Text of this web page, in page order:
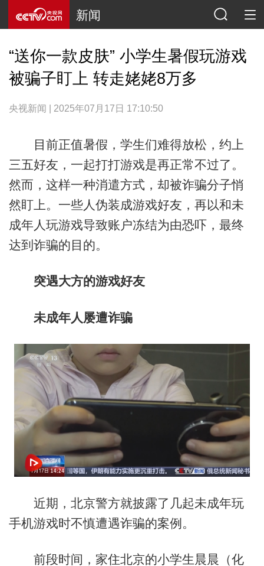
新闻
“送你一款皮肤” 小学生暑假玩游戏
被骗子盯上 转走姥姥8万多
央视新闻 | 2025年07月17日 17:10:50
目前正值暑假，学生们难得放松，约上
三五好友，一起打打游戏是再正常不过了。
然而，这样一种消遣方式，却被诈骗分子悄
然盯上。一些人伪装成游戏好友，再以和未
成年人玩游戏导致账户冻结为由恐吓，最终
达到诈骗的目的。
突遇大方的游戏好友
未成年人屡遭诈骗
近期，北京警方就披露了几起未成年玩
手机游戏时不慎遭遇诈骗的案例。
前段时间，家住北京的小学生晨晨（化